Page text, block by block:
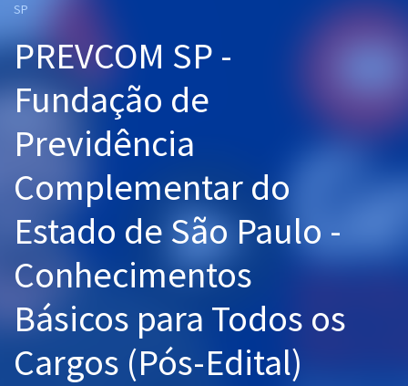
Cursos 20% OFF
Pós
Graduação
OAB
Questões grátis
Conteúdo gratuito
Aprovados
SP
PREVCOM SP -
Fundação de
Previdência
Complementar do
Estado de São Paulo -
Conhecimentos
Básicos para Todos os
Cargos (Pós-Edital)